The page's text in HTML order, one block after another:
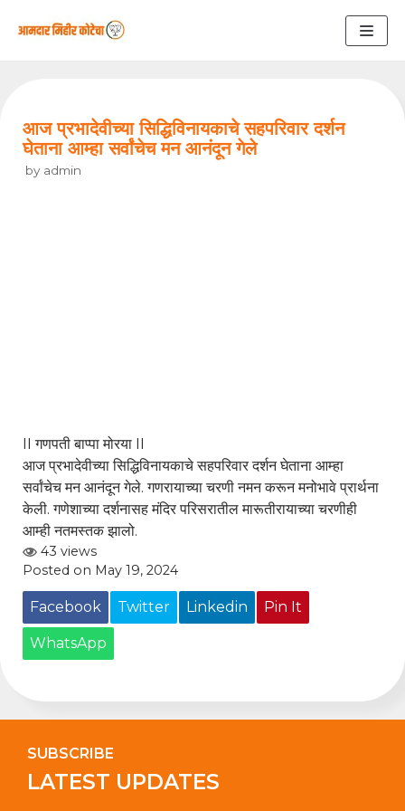
आज प्रभादेवीच्या सिद्धिविनायकाचे सहपरिवार दर्शन
घेताना आम्हा सर्वांचेच मन आनंदून गेले
by admin
II गणपती बाप्पा मोरया II
आज प्रभादेवीच्या सिद्धिविनायकाचे सहपरिवार दर्शन घेताना आम्हा
सर्वांचेच मन आनंदून गेले. गणरायाच्या चरणी नमन करून मनोभावे प्रार्थना
केली. गणेशाच्या दर्शनासह मंदिर परिसरातील मारूतीरायाच्या चरणीही
आम्ही नतमस्तक झालो.
43 views
Posted on May 19, 2024
Facebook Twitter Linkedin Pin It
WhatsApp
SUBSCRIBE
LATEST UPDATES